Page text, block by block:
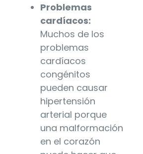
Problemas
cardíacos:
Muchos de los
problemas
cardíacos
congénitos
pueden causar
hipertensión
arterial porque
una malformación
en el corazón